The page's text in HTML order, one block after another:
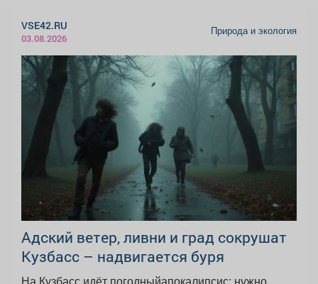
VSE42.RU
03.08.2026
Природа и экология
Адский ветер, ливни и град сокрушат
Кузбасс – надвигается буря
На Кузбасс идёт погодныйапокалипсис: нужно